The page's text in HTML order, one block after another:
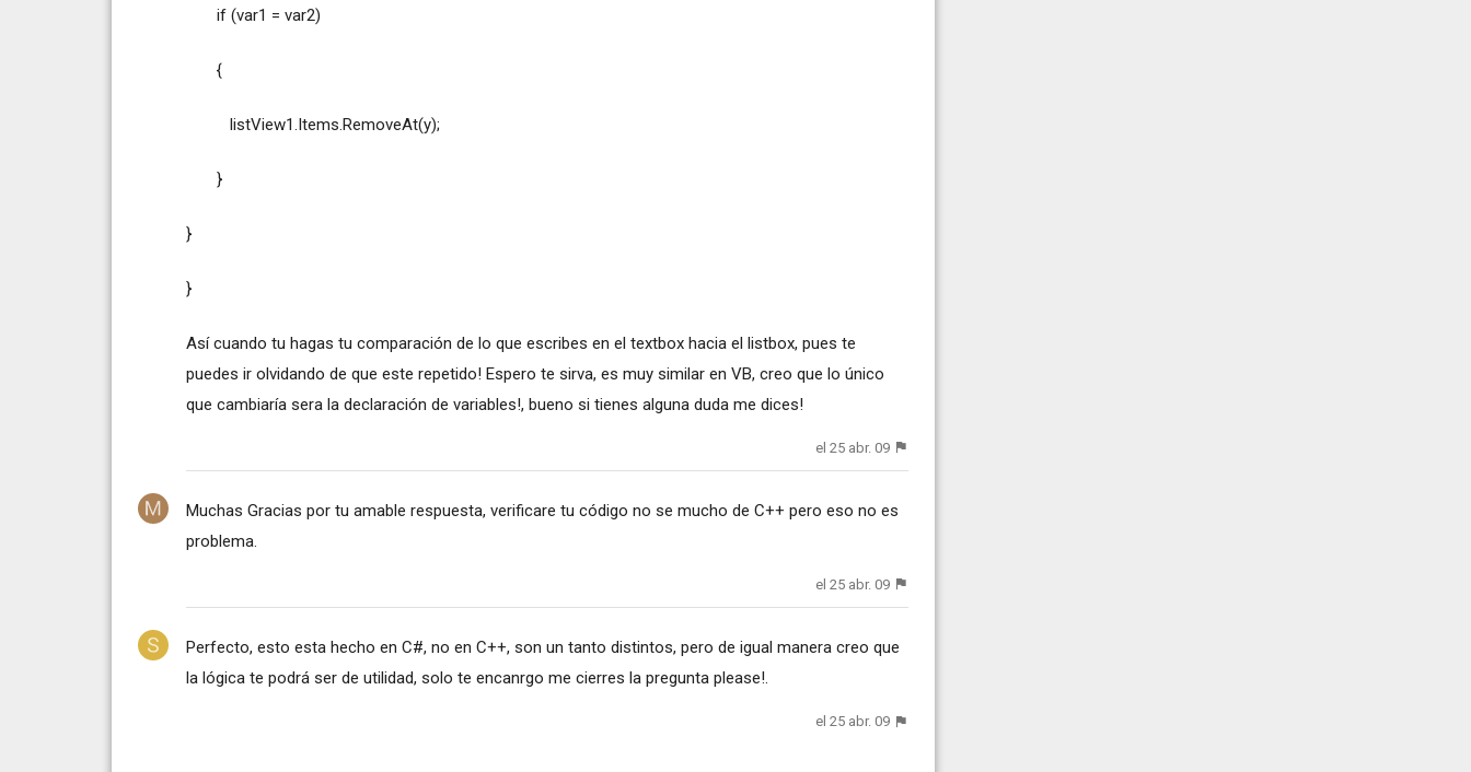
if (var1 = var2)
{
listView1.Items.RemoveAt(y);
}
}
}
Así cuando tu hagas tu comparación de lo que escribes en el textbox hacia el listbox, pues te
puedes ir olvidando de que este repetido! Espero te sirva, es muy similar en VB, creo que lo único
que cambiaría sera la declaración de variables!, bueno si tienes alguna duda me dices!
el 25 abr. 09
Muchas Gracias por tu amable respuesta, verificare tu código no se mucho de C++ pero eso no es
problema.
el 25 abr. 09
Perfecto, esto esta hecho en C#, no en C++, son un tanto distintos, pero de igual manera creo que
la lógica te podrá ser de utilidad, solo te encanrgo me cierres la pregunta please!.
el 25 abr. 09